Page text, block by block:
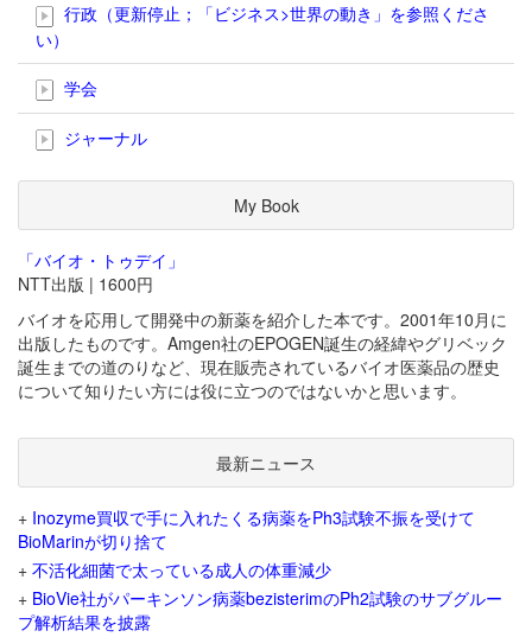
行政（更新停止；「ビジネス>世界の動き」を参照くださ
い）
学会
ジャーナル
My Book
「バイオ・トゥデイ」
NTT出版 | 1600円
バイオを応用して開発中の新薬を紹介した本です。2001年10月に
出版したものです。Amgen社のEPOGEN誕生の経緯やグリベック
誕生までの道のりなど、現在販売されているバイオ医薬品の歴史
について知りたい方には役に立つのではないかと思います。
最新ニュース
+ Inozyme買収で手に入れたくる病薬をPh3試験不振を受けて
BioMarinが切り捨て
+ 不活化細菌で太っている成人の体重減少
+ BioVie社がパーキンソン病薬bezisterimのPh2試験のサブグルー
プ解析結果を披露